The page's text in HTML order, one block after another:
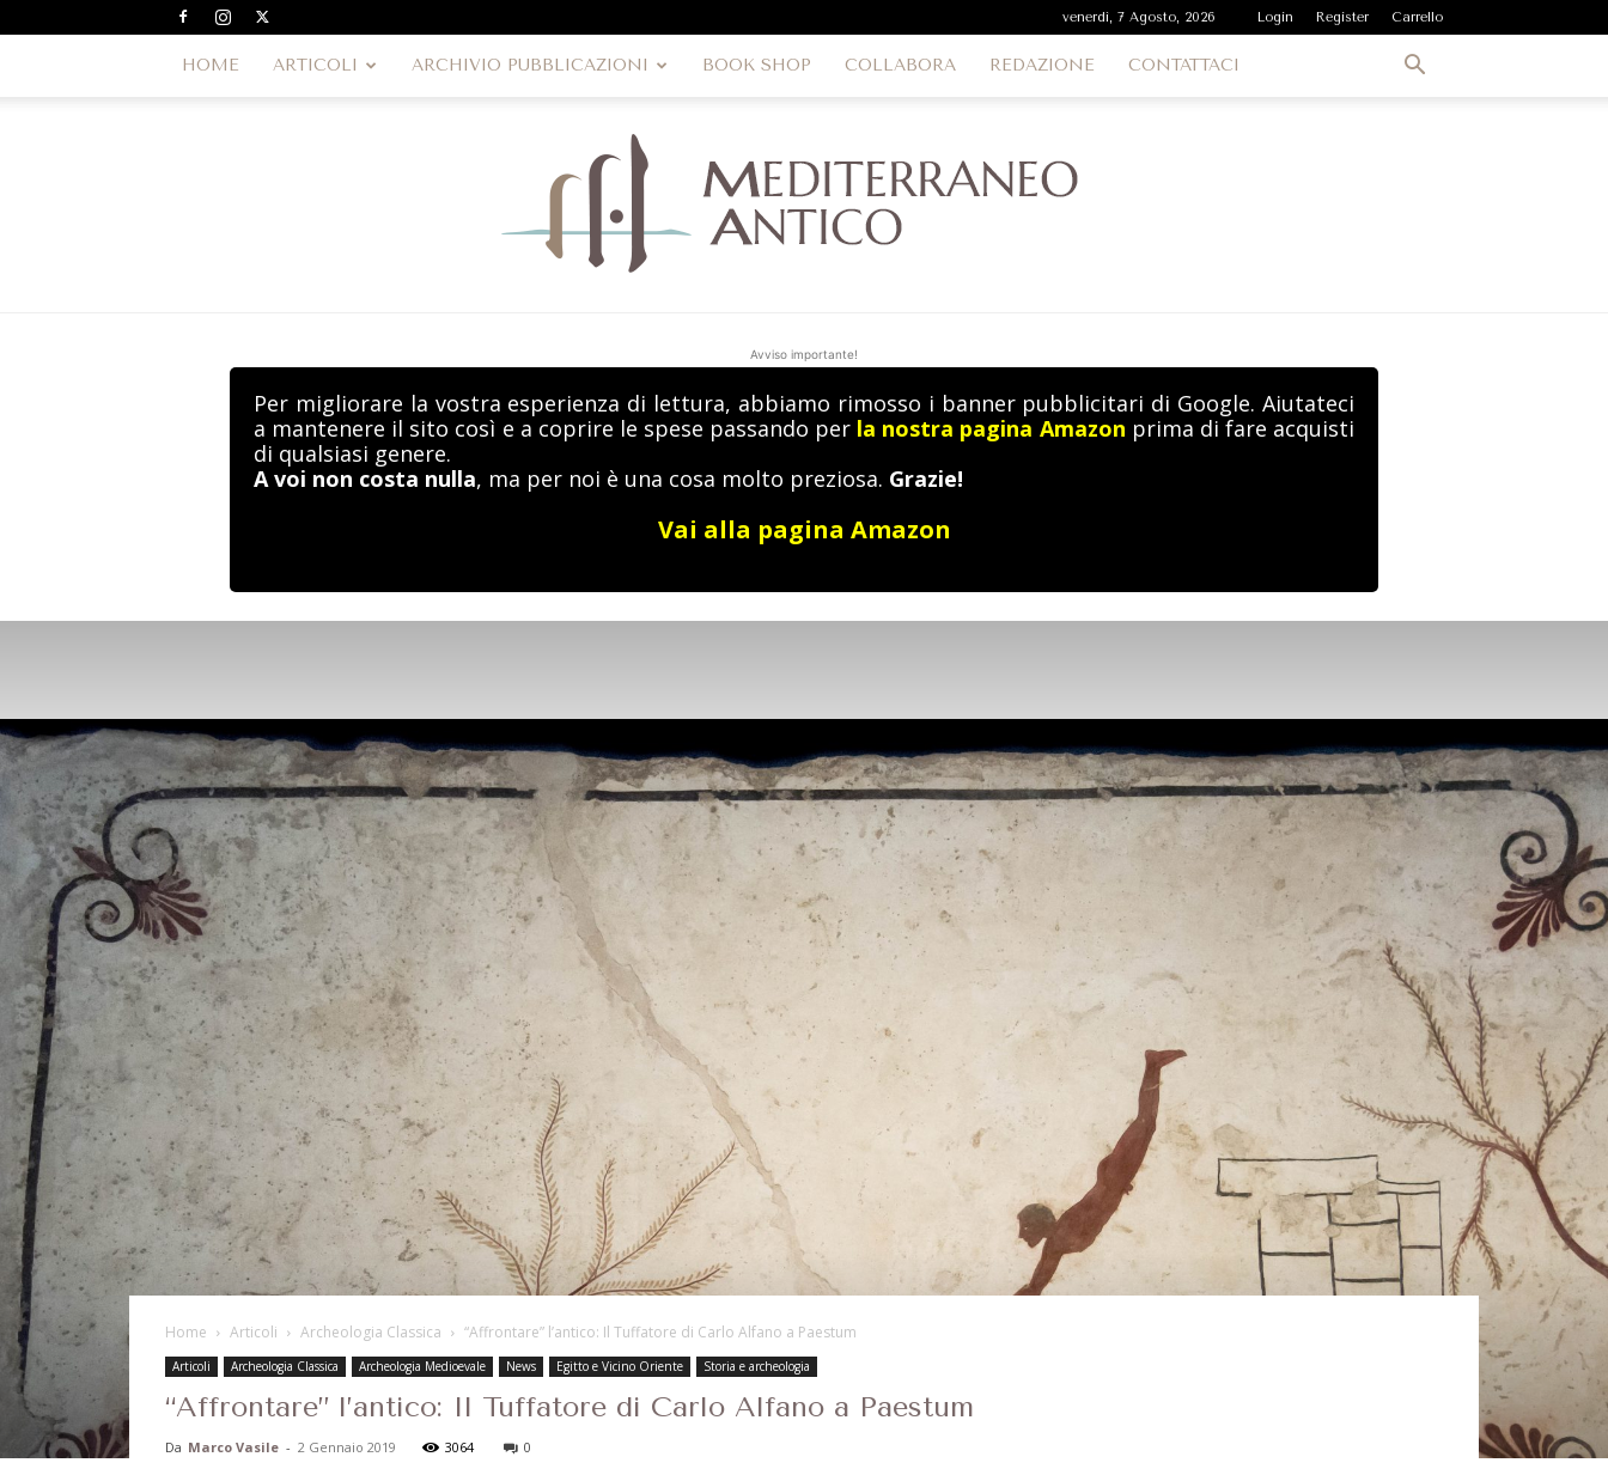
venerdì, 7 Agosto, 2026 Login Register Carrello
HOME ARTICOLI ARCHIVIO PUBBLICAZIONI BOOK SHOP COLLABORA REDAZIONE CONTATTACI
MediterraneoAntico
Avviso importante!
Per migliorare la vostra esperienza di lettura, abbiamo rimosso i banner pubblicitari di Google. Aiutateci
a mantenere il sito così e a coprire le spese passando per la nostra pagina Amazon prima di fare acquisti
di qualsiasi genere.
A voi non costa nulla, ma per noi è una cosa molto preziosa. Grazie!
Vai alla pagina Amazon
Home Articoli Archeologia Classica “Affrontare” l’antico: Il Tuffatore di Carlo Alfano a Paestum
Articoli Archeologia Classica Archeologia Medioevale News Egitto e Vicino Oriente Storia e archeologia
“Affrontare” l’antico: Il Tuffatore di Carlo Alfano a Paestum
Da Marco Vasile - 2 Gennaio 2019 3064 0